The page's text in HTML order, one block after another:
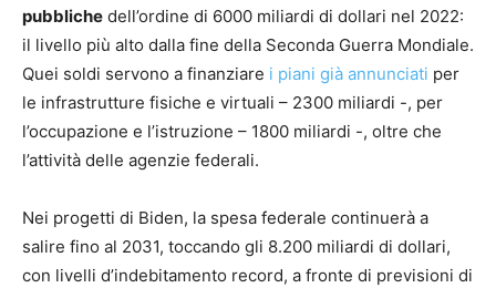
pubbliche dell’ordine di 6000 miliardi di dollari nel 2022:
il livello più alto dalla fine della Seconda Guerra Mondiale.
Quei soldi servono a finanziare i piani già annunciati per
le infrastrutture fisiche e virtuali – 2300 miliardi -, per
l’occupazione e l’istruzione – 1800 miliardi -, oltre che
l’attività delle agenzie federali.
Nei progetti di Biden, la spesa federale continuerà a
salire fino al 2031, toccando gli 8.200 miliardi di dollari,
con livelli d’indebitamento record, a fronte di previsioni di